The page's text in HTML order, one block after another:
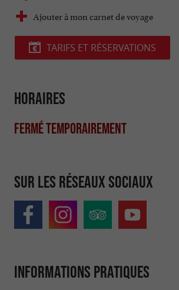
Ajouter à mon carnet de voyage
TARIFS ET RÉSERVATIONS
Horaires
Fermé temporairement
Sur les réseaux sociaux
Informations pratiques